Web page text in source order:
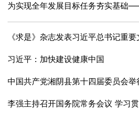
习近平：加快建设健康中国